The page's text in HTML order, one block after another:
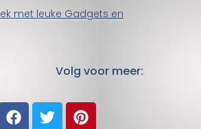
met leuke Gadgets en
Volg voor meer: